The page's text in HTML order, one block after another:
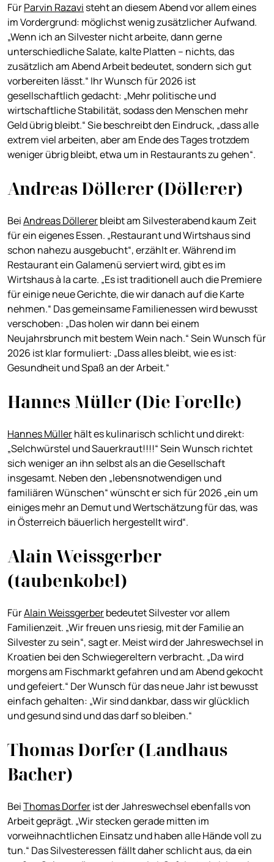
FürParvin Razavi steht an diesem Abend vor allem eines
im Vordergrund: möglichst wenig zusätzlicher Aufwand.
„Wenn ich an Silvester nicht arbeite, dann gerne
unterschiedliche Salate, kalte Platten – nichts, das
zusätzlich am Abend Arbeit bedeutet, sondern sich gut
vorbereiten lässt.“ Ihr Wunsch für 2026 ist
gesellschaftlich gedacht: „Mehr politische und
wirtschaftliche Stabilität, sodass den Menschen mehr
Geld übrig bleibt.“ Sie beschreibt den Eindruck, „dass alle
extrem viel arbeiten, aber am Ende des Tages trotzdem
weniger übrig bleibt, etwa um in Restaurants zu gehen“.
Andreas Döllerer (Döllerer)
BeiAndreas Döllererbleibt am Silvesterabend kaum Zeit
für ein eigenes Essen. „Restaurant und Wirtshaus sind
schon nahezu ausgebucht“, erzählt er. Während im
Restaurant ein Galamenü serviert wird, gibt es im
Wirtshaus à la carte. „Es ist traditionell auch die Premiere
für einige neue Gerichte, die wir danach auf die Karte
nehmen.“ Das gemeinsame Familienessen wird bewusst
verschoben: „Das holen wir dann bei einem
Neujahrsbrunch mit bestem Wein nach.“ Sein Wunsch für
2026 ist klar formuliert: „Dass alles bleibt, wie es ist:
Gesundheit und Spaß an der Arbeit.“
Hannes Müller (Die Forelle)
Hannes Müllerhält es kulinarisch schlicht und direkt:
„Selchwürstel und Sauerkraut!!!!“ Sein Wunsch richtet
sich weniger an ihn selbst als an die Gesellschaft
insgesamt. Neben den „lebensnotwendigen und
familiären Wünschen“ wünscht er sich für 2026 „ein um
einiges mehr an Demut und Wertschätzung für das, was
in Österreich bäuerlich hergestellt wird“.
Alain Weissgerber
(taubenkobel)
FürAlain Weissgerberbedeutet Silvester vor allem
Familienzeit. „Wir freuen uns riesig, mit der Familie an
Silvester zu sein“, sagt er. Meist wird der Jahreswechsel in
Kroatien bei den Schwiegereltern verbracht. „Da wird
morgens am Fischmarkt gefahren und am Abend gekocht
und gefeiert.“ Der Wunsch für das neue Jahr ist bewusst
einfach gehalten: „Wir sind dankbar, dass wir glücklich
und gesund sind und das darf so bleiben.“
Thomas Dorfer (Landhaus
Bacher)
BeiThomas Dorferist der Jahreswechsel ebenfalls von
Arbeit geprägt. „Wir stecken gerade mitten im
vorweihnachtlichen Einsatz und haben alle Hände voll zu
tun.“ Das Silvesteressen fällt daher schlicht aus, da ein